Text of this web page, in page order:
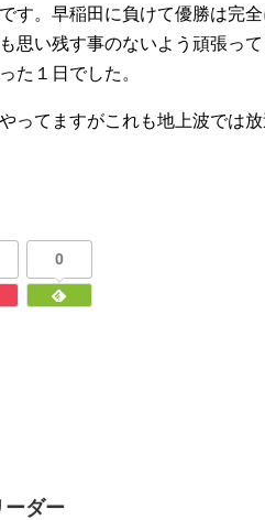
す。早稲田に負けて優勝は完
思い残す事のないよう頑張っ
た１日でした。
ってますがこれも地上波では放
0
ーダー